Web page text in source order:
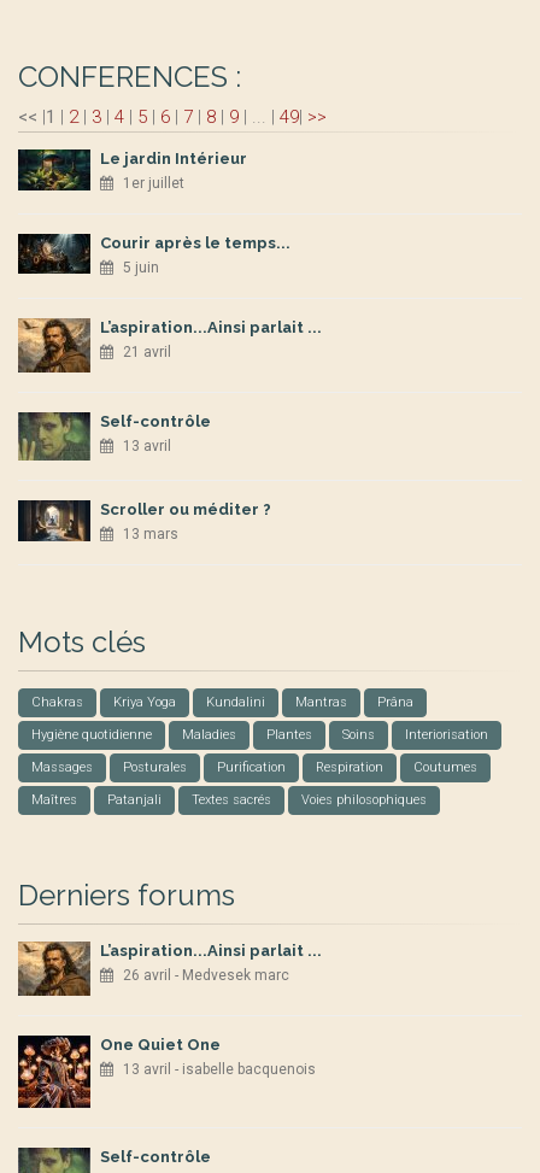
CONFERENCES :
<< |1 | 2| 3 | 4 | 5 | 6 | 7 | 8 | 9 | ... | 49| >>
Le jardin Intérieur
1er juillet
Courir après le temps...
5 juin
L’aspiration...Ainsi parlait ...
21 avril
Self-contrôle
13 avril
Scroller ou méditer ?
13 mars
Mots clés
Chakras Kriya Yoga Kundalini Mantras Prâna
Hygiène quotidienne Maladies Plantes Soins Interiorisation
Massages Posturales Purification Respiration Coutumes
Maîtres Patanjali Textes sacrés Voies philosophiques
Derniers forums
L’aspiration...Ainsi parlait ...
26 avril - Medvesek marc
One Quiet One
13 avril - isabelle bacquenois
Self-contrôle